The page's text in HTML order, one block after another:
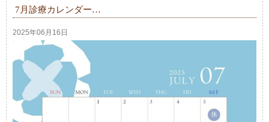
7月診療カレンダー…
2025年06月16日